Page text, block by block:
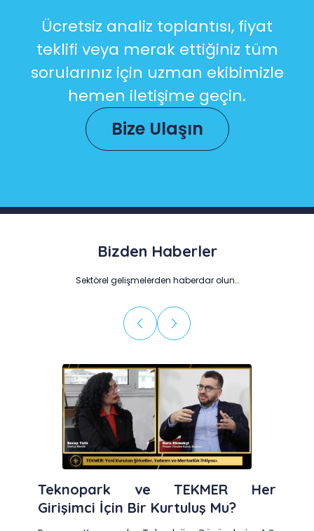
Ücretsiz analiz toplantısı, fiyat
teklifi veya merak ettiğiniz tüm
sorularınız için uzman ekibimizle
hemen iletişime geçin.
Bize Ulaşın
Bizden Haberler
Sektörel gelişmelerden haberdar olun…
Teknopark ve TEKMER Her
Girişimci İçin Bir Kurtuluş Mu?